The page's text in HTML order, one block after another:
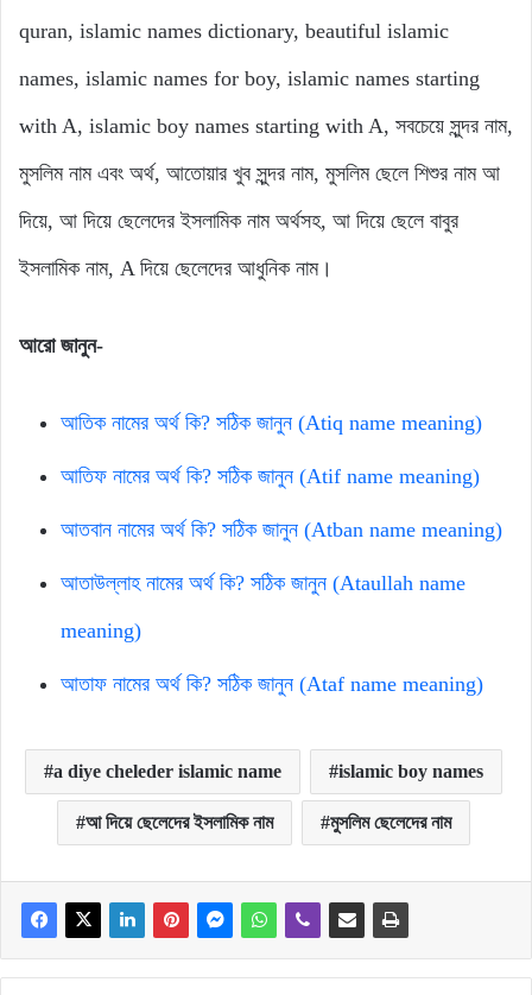
quran, islamic names dictionary, beautiful islamic
names, islamic names for boy, islamic names starting
with A, islamic boy names starting with A, সবচেয়ে সুন্দর নাম,
মুসলিম নাম এবং অর্থ, আতোয়ার খুব সুন্দর নাম, মুসলিম ছেলে শিশুর নাম আ
দিয়ে, আ দিয়ে ছেলেদের ইসলামিক নাম অর্থসহ, আ দিয়ে ছেলে বাবুর
ইসলামিক নাম, A দিয়ে ছেলেদের আধুনিক নাম।
আরো জানুন-
আতিক নামের অর্থ কি? সঠিক জানুন (Atiq name meaning)
আতিফ নামের অর্থ কি? সঠিক জানুন (Atif name meaning)
আতবান নামের অর্থ কি? সঠিক জানুন (Atban name meaning)
আতাউল্লাহ নামের অর্থ কি? সঠিক জানুন (Ataullah name
meaning)
আতাফ নামের অর্থ কি? সঠিক জানুন (Ataf name meaning)
a diye cheleder islamic name islamic boy names
আ দিয়ে ছেলেদের ইসলামিক নাম মুসলিম ছেলেদের নাম